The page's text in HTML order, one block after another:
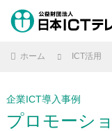
ホーム ICT活用
企業ICT導入事例
プロモーシ